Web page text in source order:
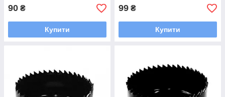
90 ₴
Купити
99 ₴
Купити